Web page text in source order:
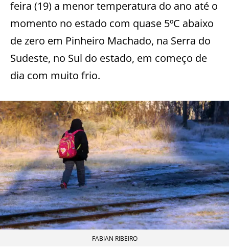
feira (19) a menor temperatura do ano até o
momento no estado com quase 5ºC abaixo
de zero em Pinheiro Machado, na Serra do
Sudeste, no Sul do estado, em começo de
dia com muito frio.
FABIAN RIBEIRO